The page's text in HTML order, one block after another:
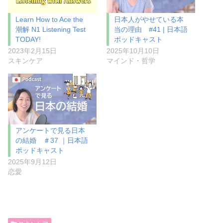
Learn How to Ace the
潮解 N1 Listening Test
TODAY!
2023年2月15日
スキンケア
日本人がやせている本
当の理由 #41 | 日本語
ポッドキャスト
2025年10月10日
マインド・哲学
アンケートで見る日本
の結婚 ＃37 ｜日本語
ポッドキャスト
2025年9月12日
恋愛